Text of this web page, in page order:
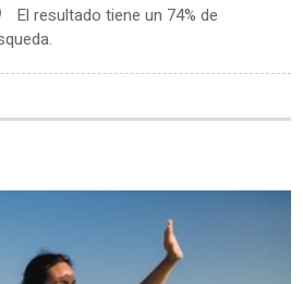
El resultado tiene un 74% de